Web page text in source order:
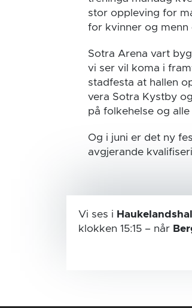
stor oppleving for
for kvinner og menn
Sotra Arena vart
vi ser vil koma i
stadfesta at hallen
vera Sotra Kystby
på folkehelse og
Og i juni er det ny
avgjerande
Vi ses i
klokken 15:15– når